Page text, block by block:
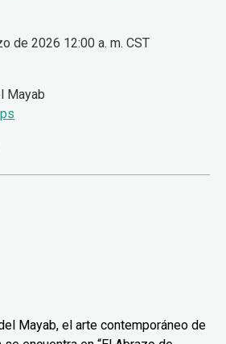
de 2026 12:00 a. m. CST
Mayab
Mayab, el arte contemporáneo de